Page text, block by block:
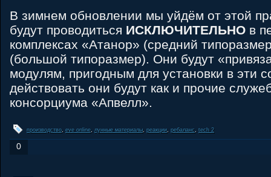
В зимнем обновлении мы уйдём от этой
будут проводиться ИСКЛЮЧИТЕЛЬНО в
комплексах «Атанор» (средний
(большой типоразмер). Они будут
модулям, пригодным для установки в эти
действовать они будут как и прочие
консорциума «Апвелл».
производство, eve online, лунные материалы, реакции, ребаланс, tech 2
0